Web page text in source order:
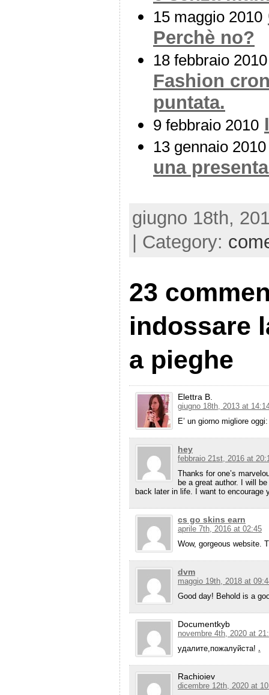
15 maggio 2010
Perchè no?
18 febbraio 2010
Fashion
puntata.
9 febbraio 2010
13 gennaio 2010
una
giugno 18th,
| Category:
23
indossare
a pieghe
Elettra B.
giugno 18th, 2013 at
E’ un giorno migliore
hey
febbraio 21st, 2016 at
Thanks for one’s
be a great author. I will
back later in life. I want to encourage
cs go skins earn
aprile 7th, 2016 at 02:45
Wow, gorgeous website.
dvm
maggio 19th, 2018 at
Good day! Behold is a
Documentkyb
novembre 4th, 2020 at
удалите,пожалуйста! .
Rachioiev
dicembre 12th, 2020 at